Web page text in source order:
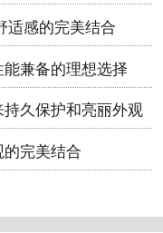
适感的完美结合
兼备的理想选择
久保护和亮丽外观
完美结合